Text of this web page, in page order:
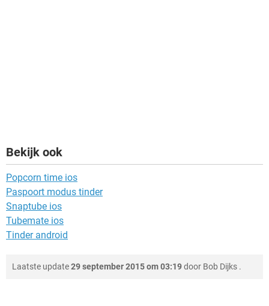
Bekijk ook
Popcorn time ios
Paspoort modus tinder
Snaptube ios
Tubemate ios
Tinder android
Laatste update29 september 2015 om 03:19door Bob Dijks .